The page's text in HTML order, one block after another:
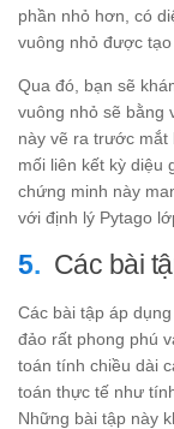
phần nhỏ hơn, có
vuông nhỏ được
Qua đó, bạn sẽ
vuông nhỏ sẽ bằng
này vẽ ra trước mắt
mối liên kết kỳ diệu
chứng minh này
với định lý Pytago
Các bài
Các bài tập áp
đảo rất phong phú
toán tính chiều dài
toán thực tế như
Những bài tập này